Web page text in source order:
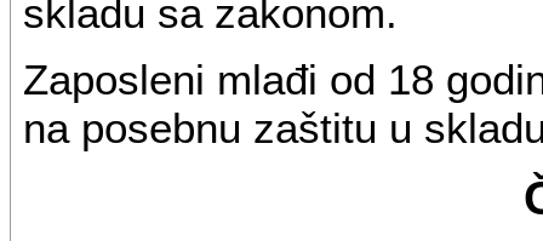
skladu sa zakonom.
Zaposleni mlađi od 18
na posebnu zaštitu u